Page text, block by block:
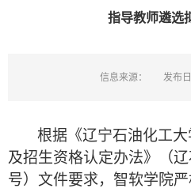
指导教师遴选
信息来源： 发布
根据《辽宁石油化工
及招生资格认定办法》（
号）文件要求，智软学院